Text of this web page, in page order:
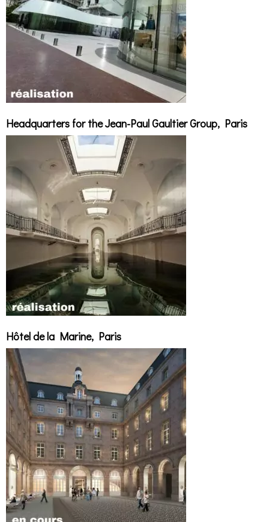
Headquarters for the Jean-Paul Gaultier Group, Paris
Hôtel de la Marine, Paris